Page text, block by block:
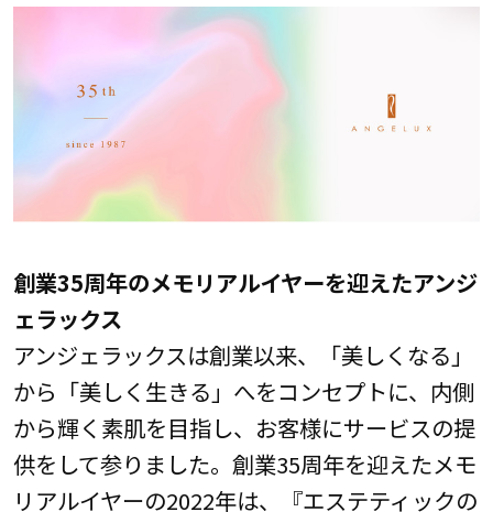
創業35周年のメモリアルイヤーを迎えたアンジ
ェラックス
アンジェラックスは創業以来、「美しくなる」
から「美しく生きる」へをコンセプトに、内側
から輝く素肌を目指し、お客様にサービスの提
供をして参りました。創業35周年を迎えたメモ
リアルイヤーの2022年は、『エステティックの